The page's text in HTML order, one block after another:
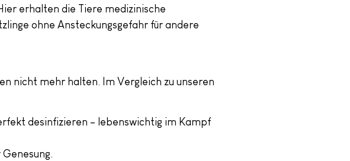
erhalten die Tiere medizinische
ohne Ansteckungsgefahr für andere
nicht mehr halten. Im Vergleich zu unseren
desinfizieren – lebenswichtig im Kampf